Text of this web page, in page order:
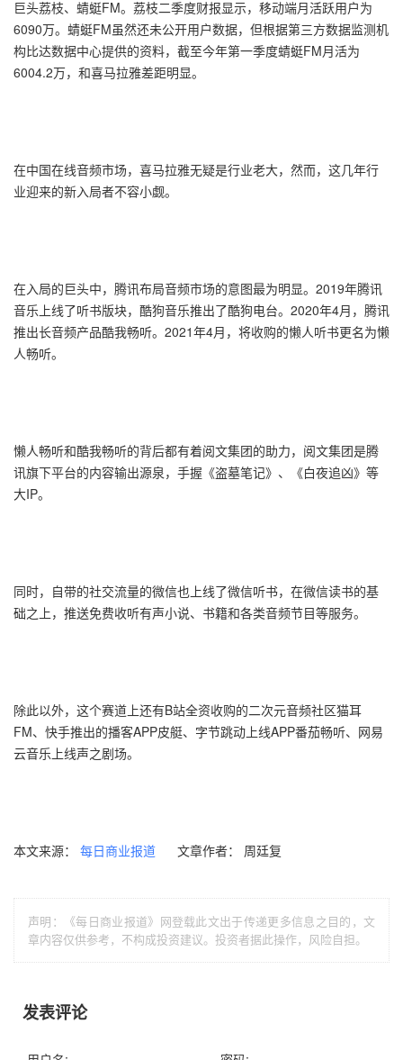
巨头荔枝、蜻蜓FM。荔枝二季度财报显示，移动端月活跃用户为
6090万。蜻蜓FM虽然还未公开用户数据，但根据第三方数据监测机
构比达数据中心提供的资料，截至今年第一季度蜻蜓FM月活为
6004.2万，和喜马拉雅差距明显。
在中国在线音频市场，喜马拉雅无疑是行业老大，然而，这几年行
业迎来的新入局者不容小觑。
在入局的巨头中，腾讯布局音频市场的意图最为明显。2019年腾讯
音乐上线了听书版块，酷狗音乐推出了酷狗电台。2020年4月，腾讯
推出长音频产品酷我畅听。2021年4月，将收购的懒人听书更名为懒
人畅听。
懒人畅听和酷我畅听的背后都有着阅文集团的助力，阅文集团是腾
讯旗下平台的内容输出源泉，手握《盗墓笔记》、《白夜追凶》等
大IP。
同时，自带的社交流量的微信也上线了微信听书，在微信读书的基
础之上，推送免费收听有声小说、书籍和各类音频节目等服务。
除此以外，这个赛道上还有B站全资收购的二次元音频社区猫耳
FM、快手推出的播客APP皮艇、字节跳动上线APP番茄畅听、网易
云音乐上线声之剧场。
本文来源： 每日商业报道 文章作者： 周廷复
声明：《每日商业报道》网登载此文出于传递更多信息之目的，文
章内容仅供参考，不构成投资建议。投资者据此操作，风险自担。
发表评论